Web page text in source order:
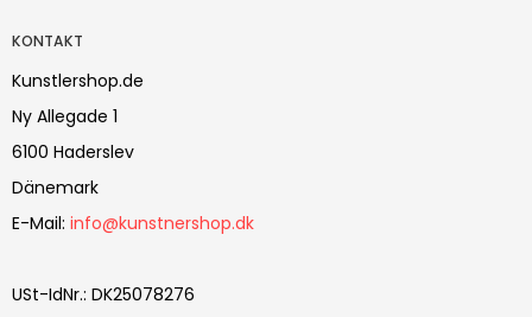
KONTAKT
Kunstlershop.de
Ny Allegade 1
6100 Haderslev
Dänemark
E-Mail: info@kunstnershop.dk
USt-IdNr.: DK25078276